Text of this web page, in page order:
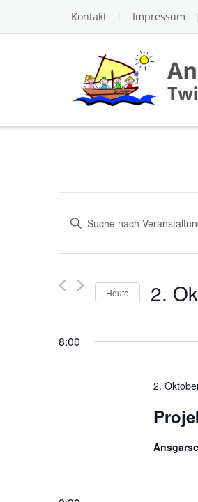
content
Kontakt Impressum
Suche
und
Ansichten,
Navigation
Bitte
Suche
Schlüsselwort.
Heute 2.
8:00
2.